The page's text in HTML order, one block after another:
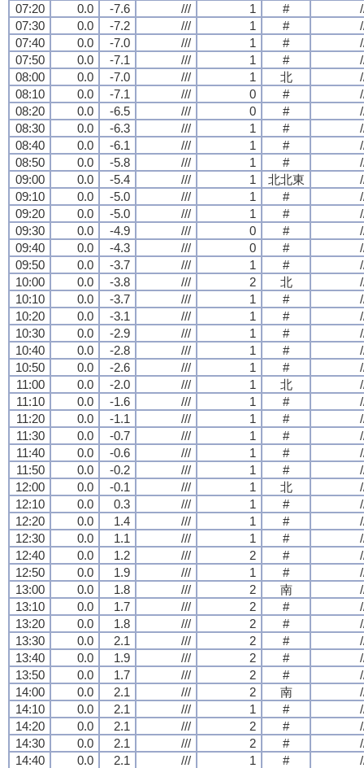
07:20
0.0 -7.6 /// 1 #
07:30
0.0 -7.2 /// 1 #
07:40
0.0 -7.0 /// 1 #
07:50
0.0 -7.1 /// 1 #
08:00
0.0 -7.0 /// 1 北
08:10
0.0 -7.1 /// 0 #
08:20
0.0 -6.5 /// 0 #
08:30
0.0 -6.3 /// 1 #
08:40
0.0 -6.1 /// 1 #
08:50
0.0 -5.8 /// 1 #
09:00
0.0 -5.4 /// 1 北北東
09:10
0.0 -5.0 /// 1 #
09:20
0.0 -5.0 /// 1 #
09:30
0.0 -4.9 /// 0 #
09:40
0.0 -4.3 /// 0 #
09:50
0.0 -3.7 /// 1 #
10:00
0.0 -3.8 /// 2 北
10:10
0.0 -3.7 /// 1 #
10:20
0.0 -3.1 /// 1 #
10:30
0.0 -2.9 /// 1 #
10:40
0.0 -2.8 /// 1 #
10:50
0.0 -2.6 /// 1 #
11:00
0.0 -2.0 /// 1 北
11:10
0.0 -1.6 /// 1 #
11:20
0.0 -1.1 /// 1 #
11:30
0.0 -0.7 /// 1 #
11:40
0.0 -0.6 /// 1 #
11:50
0.0 -0.2 /// 1 #
12:00
0.0 -0.1 /// 1 北
12:10
0.0 0.3 /// 1 #
12:20
0.0 1.4 /// 1 #
12:30
0.0 1.1 /// 1 #
12:40
0.0 1.2 /// 2 #
12:50
0.0 1.9 /// 1 #
13:00
0.0 1.8 /// 2 南
13:10
0.0 1.7 /// 2 #
13:20
0.0 1.8 /// 2 #
13:30
0.0 2.1 /// 2 #
13:40
0.0 1.9 /// 2 #
13:50
0.0 1.7 /// 2 #
14:00
0.0 2.1 /// 2 南
14:10
0.0 2.1 /// 1 #
14:20
0.0 2.1 /// 2 #
14:30
0.0 2.1 /// 2 #
14:40
0.0 2.1 /// 1 #